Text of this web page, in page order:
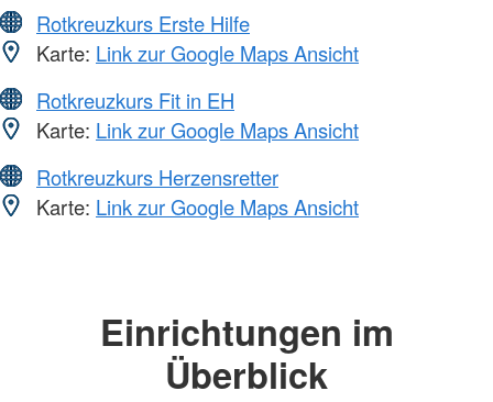
Rotkreuzkurs Erste Hilfe
Karte: Link zur Google Maps Ansicht
Rotkreuzkurs Fit in EH
Karte: Link zur Google Maps Ansicht
Rotkreuzkurs Herzensretter
Karte: Link zur Google Maps Ansicht
Einrichtungen im
Überblick